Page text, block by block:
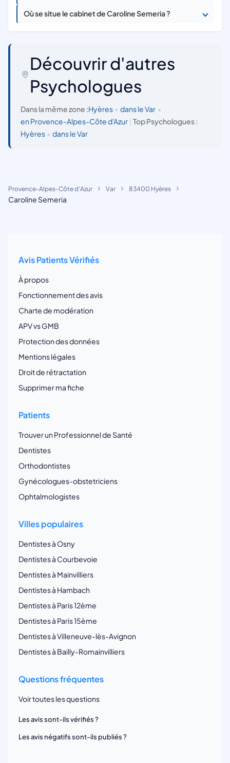
Où se situe le cabinet de Caroline Semeria ?
Découvrir d'autres
Psychologues
Dans la même zone :Hyères • dans le Var •
en Provence-Alpes-Côte d'Azur
Top Psychologues :
Hyères • dans le Var
Provence-Alpes-Côte d'Azur Var 83400 Hyères
Caroline Semeria
Avis Patients Vérifiés
À propos
Fonctionnement des avis
Charte de modération
APV vs GMB
Protection des données
Mentions légales
Droit de rétractation
Supprimer ma fiche
Patients
Trouver un Professionnel de Santé
Dentistes
Orthodontistes
Gynécologues-obstetriciens
Ophtalmologistes
Villes populaires
Dentistes à Osny
Dentistes à Courbevoie
Dentistes à Mainvilliers
Dentistes à Hambach
Dentistes à Paris 12ème
Dentistes à Paris 15ème
Dentistes à Villeneuve-lès-Avignon
Dentistes à Bailly-Romainvilliers
Questions fréquentes
Voir toutes les questions
Les avis sont-ils vérifiés ?
Les avis négatifs sont-ils publiés ?